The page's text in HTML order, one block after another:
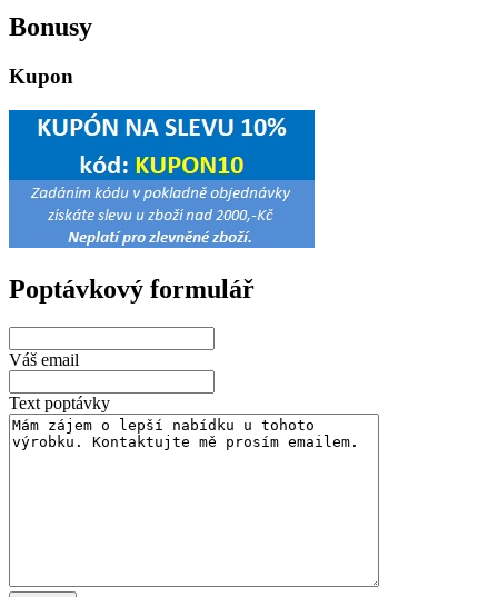
Bonusy
Kupon
Poptávkový formulář
Váš email
Text poptávky